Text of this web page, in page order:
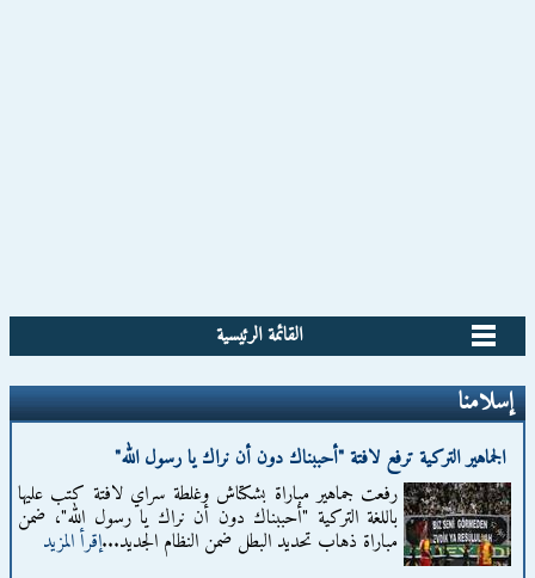
القائمة الرئيسية
إسلامنا
الجماهير التركية ترفع لافتة "أحببناك دون أن نراك يا رسول الله"
رفعت جماهير مباراة بشكتاش وغلطة سراي لافتة كتب عليها
باللغة التركية "أحببناك دون أن نراك يا رسول الله"، ضمن
مباراة ذهاب تحديد البطل ضمن النظام الجديد...إقرأ المزيد